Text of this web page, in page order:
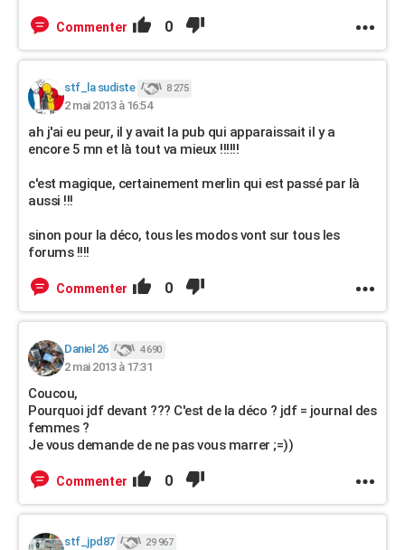
Commenter 0
stf_la sudiste 8 275
2 mai 2013 à 16:54
ah j'ai eu peur, il y avait la pub qui apparaissait il y a
encore 5 mn et là tout va mieux !!!!!!
c'est magique, certainement merlin qui est passé par là
aussi !!!
sinon pour la déco, tous les modos vont sur tous les
forums !!!!
Commenter 0
Daniel 26 4 690
2 mai 2013 à 17:31
Coucou,
Pourquoi jdf devant ??? C'est de la déco ? jdf = journal des
femmes ?
Je vous demande de ne pas vous marrer ;=))
Commenter 0
stf_jpd87 29 967